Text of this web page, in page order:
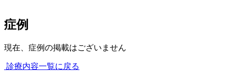
症例
現在、症例の掲載はございません
診療内容一覧に戻る